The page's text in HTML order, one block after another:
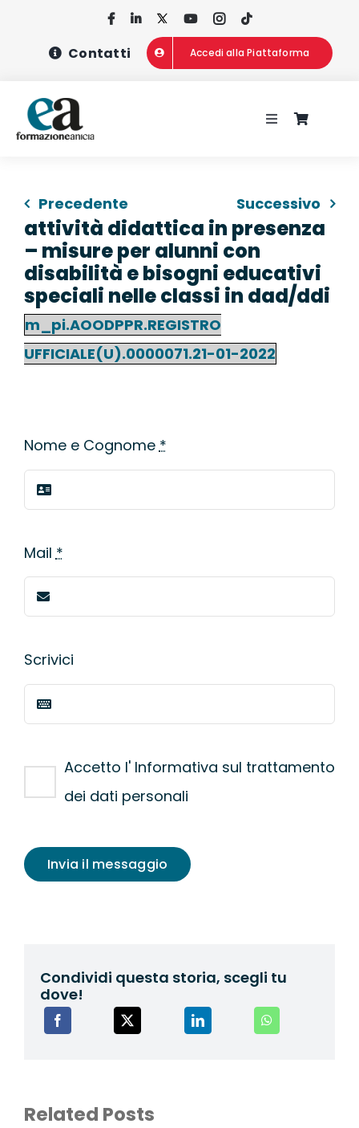
Contatti Accedi alla Piattaforma
Toggle
CHI SIAMO
CONCORSI
Precedente Successivo
attività didattica in presenza
– misure per alunni con
disabilità e bisogni educativi
speciali nelle classi in dad/ddi
m_pi.AOODPPR.REGISTRO
UFFICIALE(U).0000071.21-01-2022
Nome e Cognome *
Mail *
Scrivici
Accetto l' Informativa sul trattamento
dei dati personali
Invia il messaggio
Condividi questa storia, scegli tu
dove!
Related Posts